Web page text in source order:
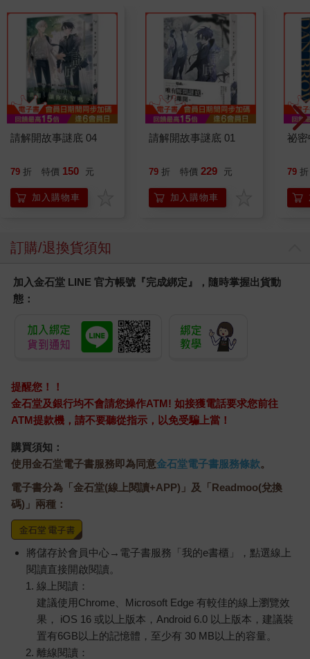
請解開故事謎底 04
79 折 特價 150 元
加入購物車
請解開故事謎底 01
79 折 特價 229 元
加入購物車
祕
79 折
訂購/退換貨須知
加入金石堂 LINE 官方帳號『完成綁定』，隨時掌握出貨動
態：
提醒您！！
金石堂及銀行均不會請您操作ATM! 如接獲電話要求您前往
ATM提款機，請不要聽從指示，以免受騙上當！
購買須知：
使用金石堂電子書服務即為同意金石堂電子書服務條款。
電子書分為「金石堂(線上閱讀+APP)」及「Readmoo(兌換
碼)」兩種：
將儲存於會員中心→電子書服務「我的e書櫃」，點選線上
閱讀直接開啟閱讀。
線上閱讀：
建議使用Chrome、Microsoft Edge 有較佳的線上瀏覽效
果， iOS 16 或以上版本，Android 6.0 以上版本，建議裝
置有6GB以上的記憶體，至少有 30 MB以上的容量。
離線閱讀：